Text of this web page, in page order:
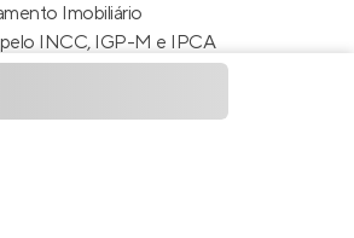
Imobiliário
INCC, IGP-M e IPCA
condomínio